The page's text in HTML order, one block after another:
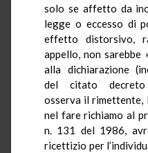
solo se affetto da
legge o eccesso di
effetto distorsivo,
appello, non sarebbe
alla dichiarazione
del citato decreto
osserva il rimettente,
nel fare richiamo al
n. 131 del 1986,
ricettizio per